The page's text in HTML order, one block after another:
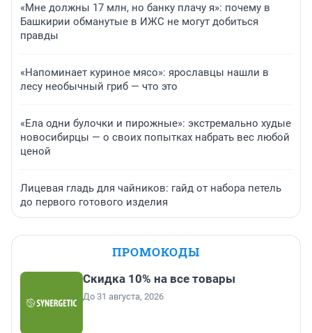
«Мне должны 17 млн, но банку плачу я»: почему в
Башкирии обманутые в ИЖС не могут добиться
правды
«Напоминает куриное мясо»: ярославцы нашли в
лесу необычный гриб — что это
«Ела одни булочки и пирожные»: экстремально худые
новосибирцы — о своих попытках набрать вес любой
ценой
Лицевая гладь для чайников: гайд от набора петель
до первого готового изделия
ПРОМОКОДЫ
Скидка 10% на все товары
До 31 августа, 2026